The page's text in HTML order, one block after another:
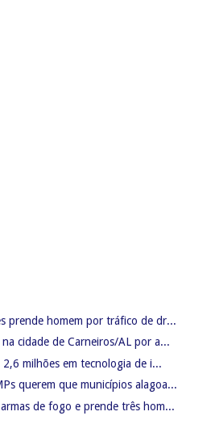
prende homem por tráfico de dr...
cidade de Carneiros/AL por a...
milhões em tecnologia de i...
querem que municípios alagoa...
de fogo e prende três hom...